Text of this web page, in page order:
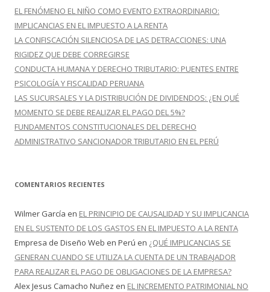
r
:
EL FENÓMENO EL NIÑO COMO EVENTO EXTRAORDINARIO:
IMPLICANCIAS EN EL IMPUESTO A LA RENTA
LA CONFISCACIÓN SILENCIOSA DE LAS DETRACCIONES: UNA
RIGIDEZ QUE DEBE CORREGIRSE
CONDUCTA HUMANA Y DERECHO TRIBUTARIO: PUENTES ENTRE
PSICOLOGÍA Y FISCALIDAD PERUANA
LAS SUCURSALES Y LA DISTRIBUCIÓN DE DIVIDENDOS: ¿EN QUÉ
MOMENTO SE DEBE REALIZAR EL PAGO DEL 5%?
FUNDAMENTOS CONSTITUCIONALES DEL DERECHO
ADMINISTRATIVO SANCIONADOR TRIBUTARIO EN EL PERÚ
COMENTARIOS RECIENTES
Wilmer García en EL PRINCIPIO DE CAUSALIDAD Y SU IMPLICANCIA
EN EL SUSTENTO DE LOS GASTOS EN EL IMPUESTO A LA RENTA
Empresa de Diseño Web en Perú en ¿QUÉ IMPLICANCIAS SE
GENERAN CUANDO SE UTILIZA LA CUENTA DE UN TRABAJADOR
PARA REALIZAR EL PAGO DE OBLIGACIONES DE LA EMPRESA?
Alex Jesus Camacho Nuñez en EL INCREMENTO PATRIMONIAL NO